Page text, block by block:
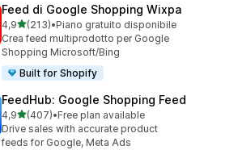
Feed di Google Shopping Wixpa
4,9stelle su 5
(213)
213 recensioni totali
•Piano gratuito disponibile
Crea feed multiprodotto per Google
Shopping Microsoft/Bing
Built for Shopify
FeedHub: Google Shopping Feed
4,9stelle su 5
(407)
407 recensioni totali
•Free plan available
Drive sales with accurate product
feeds for Google, Meta Ads